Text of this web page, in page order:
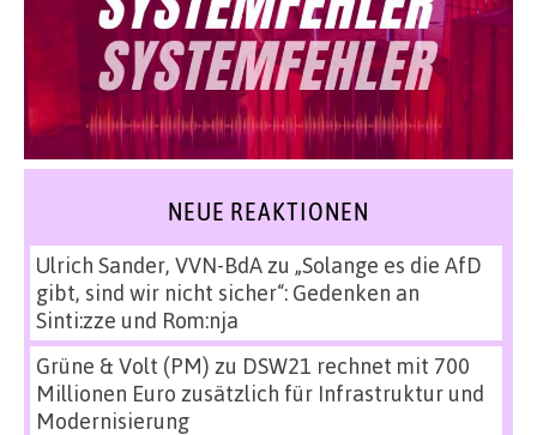
NEUE REAKTIONEN
Ulrich Sander, VVN-BdAzu „Solange es die AfD
gibt, sind wir nicht sicher“: Gedenken an
Sinti:zze und Rom:nja
Grüne & Volt (PM) zu DSW21 rechnet mit 700
Millionen Euro zusätzlich für Infrastruktur und
Modernisierung